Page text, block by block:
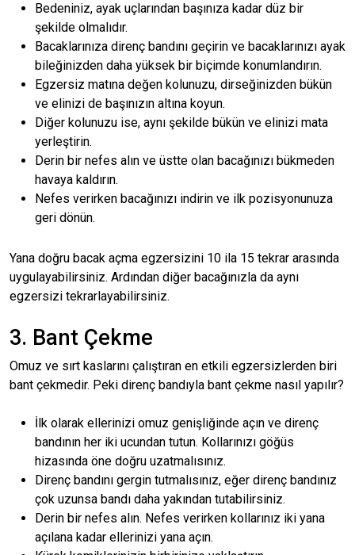
Bedeniniz, ayak uçlarından başınıza kadar düz bir
şekilde olmalıdır.
Bacaklarınıza direnç bandını geçirin ve bacaklarınızı ayak
bileğinizden daha yüksek bir biçimde konumlandırın.
Egzersiz matına değen kolunuzu, dirseğinizden bükün
ve elinizi de başınızın altına koyun.
Diğer kolunuzu ise, aynı şekilde bükün ve elinizi mata
yerleştirin.
Derin bir nefes alın ve üstte olan bacağınızı bükmeden
havaya kaldırın.
Nefes verirken bacağınızı indirin ve ilk pozisyonunuza
geri dönün.
Yana doğru bacak açma egzersizini 10 ila 15 tekrar arasında
uygulayabilirsiniz. Ardından diğer bacağınızla da aynı
egzersizi tekrarlayabilirsiniz.
3. Bant Çekme
Omuz ve sırt kaslarını çalıştıran en etkili egzersizlerden biri
bant çekmedir. Peki direnç bandıyla bant çekme nasıl yapılır?
İlk olarak ellerinizi omuz genişliğinde açın ve direnç
bandının her iki ucundan tutun. Kollarınızı göğüs
hizasında öne doğru uzatmalısınız.
Direnç bandını gergin tutmalısınız, eğer direnç bandınız
çok uzunsa bandı daha yakından tutabilirsiniz.
Derin bir nefes alın. Nefes verirken kollarınız iki yana
açılana kadar ellerinizi yana açın.